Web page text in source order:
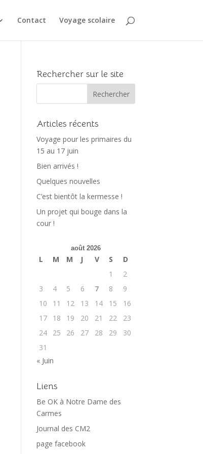
Contact Voyage scolaire
Rechercher sur le site
Articles récents
Voyage pour les primaires du
15 au 17 juin
Bien arrivés !
Quelques nouvelles
C’est bientôt la kermesse !
Un projet qui bouge dans la
cour !
août 2026
L M M J V S
D
1
2
3
4 5 6 7 8
9
10
11 12 13 14 15
16
17
18 19 20 21 22
23
24
25 26 27 28 29
30
31
« Juin
Liens
Be OK à Notre Dame des
Carmes
Journal des CM2
page facebook